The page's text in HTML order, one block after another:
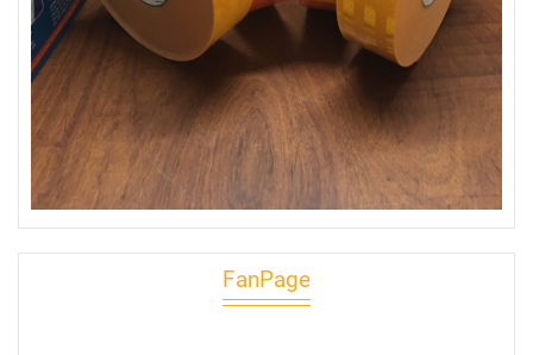
FanPage